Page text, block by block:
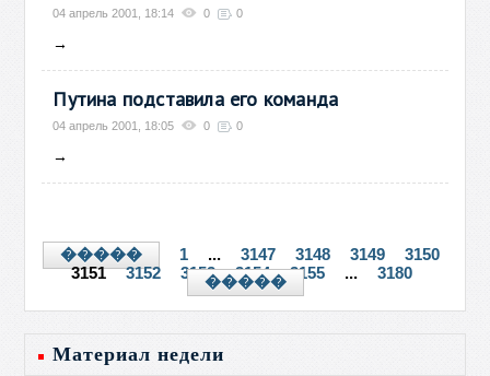
04 апрель 2001, 18:14 0 0
→
Путина подставила его команда
04 апрель 2001, 18:05 0 0
→
����� 1 ... 3147 3148 3149
3150
3151
3152 3153 3154 3155 ... 3180
�����
Материал недели